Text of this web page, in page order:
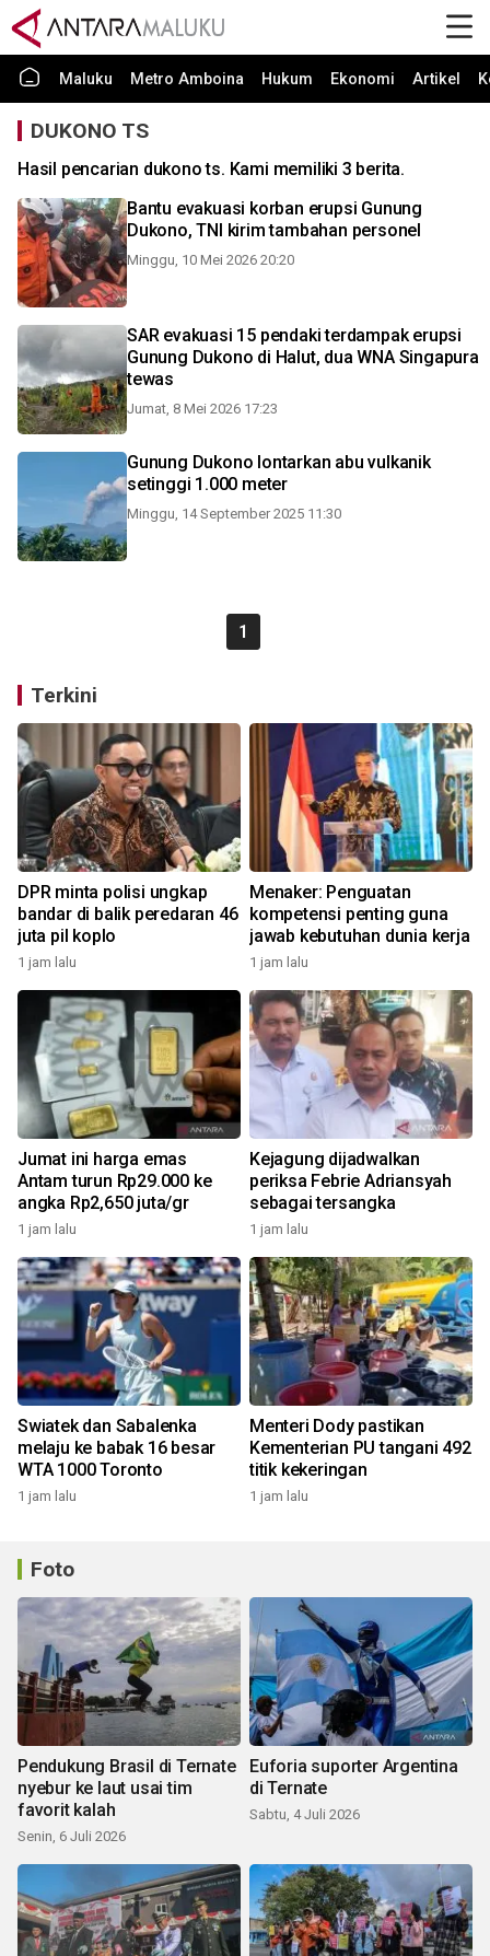
Maluku Metro Amboina Hukum Ekonomi Artikel
DUKONO TS
Hasil pencarian dukono ts. Kami memiliki 3 berita.
Bantu evakuasi korban erupsi Gunung
Dukono, TNI kirim tambahan personel
Minggu, 10 Mei 2026 20:20
SAR evakuasi 15 pendaki terdampak erupsi
Gunung Dukono di Halut, dua WNA Singapura
tewas
Jumat, 8 Mei 2026 17:23
Gunung Dukono lontarkan abu vulkanik
setinggi 1.000 meter
Minggu, 14 September 2025 11:30
1
Terkini
DPR minta polisi ungkap
bandar di balik peredaran 46
juta pil koplo
1 jam lalu
Menaker: Penguatan
kompetensi penting guna
jawab kebutuhan dunia kerja
1 jam lalu
Jumat ini harga emas
Antam turun Rp29.000 ke
angka Rp2,650 juta/gr
1 jam lalu
Kejagung dijadwalkan
periksa Febrie Adriansyah
sebagai tersangka
1 jam lalu
Swiatek dan Sabalenka
melaju ke babak 16 besar
WTA 1000 Toronto
1 jam lalu
Menteri Dody pastikan
Kementerian PU tangani 492
titik kekeringan
1 jam lalu
Foto
Pendukung Brasil di Ternate
nyebur ke laut usai tim
favorit kalah
Senin, 6 Juli 2026
Euforia suporter Argentina
di Ternate
Sabtu, 4 Juli 2026